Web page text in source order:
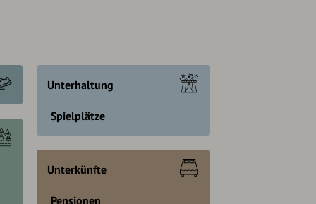
Unterhaltung
Spielplätze
Unterkünfte
Pensionen